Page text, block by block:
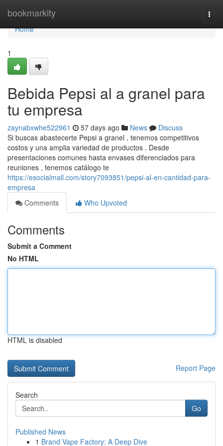
bookmarkity
Home
Home
1
Bebida Pepsi al a granel para
tu empresa
zaynabxwhe522961 57 days ago News
Discuss
Si buscas abastecerte Pepsi a granel , tenemos competitivos
costos y una amplia variedad de productos . Desde
presentaciones comunes hasta envases diferenciados para
reuniones , tenemos catálogo te
https://esocialmall.com/story7093851/pepsi-al-en-cantidad-para-
empresa
Comments
Who Upvoted
Comments
Submit a Comment
No HTML
HTML is disabled
Report Page
Search
Go
Published News
1 Brand Vape Factory: A Deep Dive